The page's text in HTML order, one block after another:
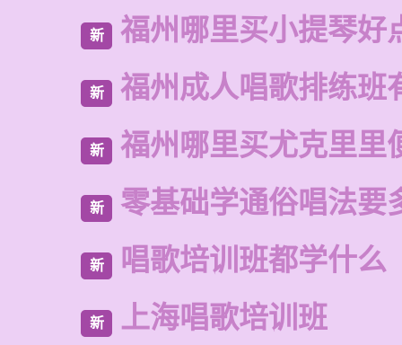
新 福州哪里买小提琴好
新 福州成人唱歌排练班
新 福州哪里买尤克里里
新 零基础学通俗唱法要
新 唱歌培训班都学什么
新 上海唱歌培训班